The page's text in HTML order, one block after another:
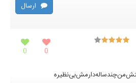
ارسال
0
0